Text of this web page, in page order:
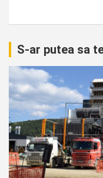
S-ar putea sa